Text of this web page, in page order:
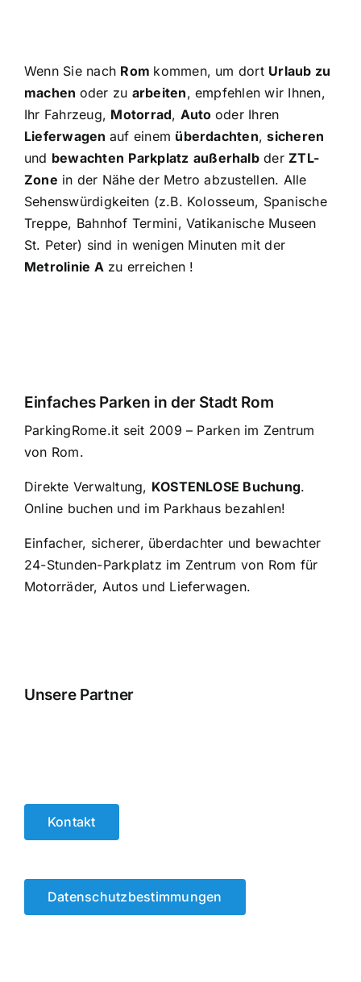
Wenn Sie nach Rom kommen, um dort Urlaub zu
machen oder zu arbeiten, empfehlen wir Ihnen,
Ihr Fahrzeug, Motorrad, Auto oder Ihren
Lieferwagen auf einem überdachten,sicheren
und bewachten Parkplatz außerhalbderZTL-
Zone in der Nähe der Metro abzustellen. Alle
Sehenswürdigkeiten (z.B. Kolosseum, Spanische
Treppe, Bahnhof Termini, Vatikanische Museen
St. Peter) sind in wenigen Minuten mit der
Metrolinie Azu erreichen !
Einfaches Parken in der Stadt Rom
ParkingRome.it seit 2009 – Parken im Zentrum
von Rom.
Direkte Verwaltung, KOSTENLOSE Buchung.
Online buchen und im Parkhaus bezahlen!
Einfacher, sicherer, überdachter und bewachter
24-Stunden-Parkplatz im Zentrum von Rom für
Motorräder, Autos und Lieferwagen.
Unsere Partner
Kontakt
Datenschutzbestimmungen